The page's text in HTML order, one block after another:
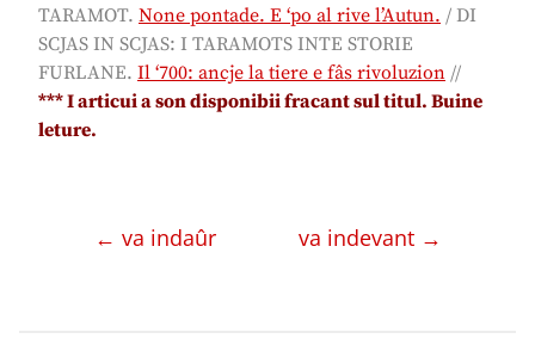
TARAMOT. None pontade. E ‘po al rive l’Autun. / DI
SCJAS IN SCJAS: I TARAMOTS INTE STORIE
FURLANE. Il ‘700: ancje la tiere e fâs rivoluzion //
*** I articui a son disponibii fracant sul titul. Buine
leture.
← va indaûr va indevant →